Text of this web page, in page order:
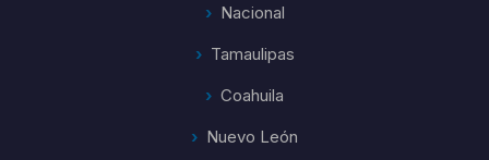
Nacional
Tamaulipas
Coahuila
Nuevo León